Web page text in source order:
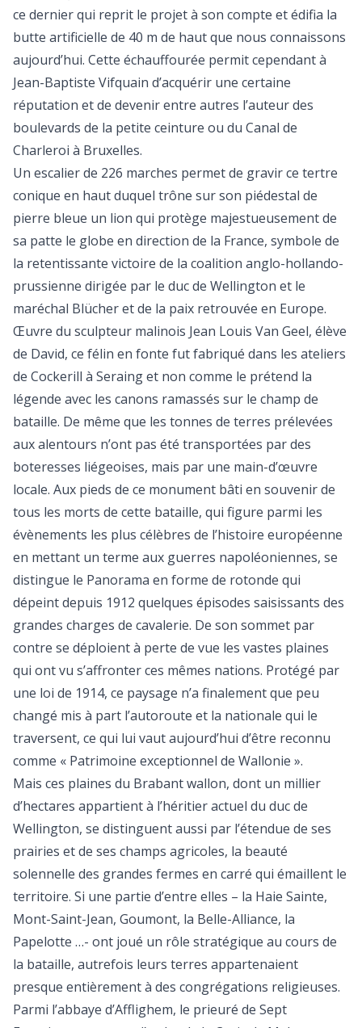
ce dernier qui reprit le projet à son compte et édifia la
butte artificielle de 40 m de haut que nous connaissons
aujourd’hui. Cette échauffourée permit cependant à
Jean-Baptiste Vifquain d’acquérir une certaine
réputation et de devenir entre autres l’auteur des
boulevards de la petite ceinture ou du Canal de
Charleroi à Bruxelles.
Un escalier de 226 marches permet de gravir ce tertre
conique en haut duquel trône sur son piédestal de
pierre bleue un lion qui protège majestueusement de
sa patte le globe en direction de la France, symbole de
la retentissante victoire de la coalition anglo-hollando-
prussienne dirigée par le duc de Wellington et le
maréchal Blücher et de la paix retrouvée en Europe.
Œuvre du sculpteur malinois Jean Louis Van Geel, élève
de David, ce félin en fonte fut fabriqué dans les ateliers
de Cockerill à Seraing et non comme le prétend la
légende avec les canons ramassés sur le champ de
bataille. De même que les tonnes de terres prélevées
aux alentours n’ont pas été transportées par des
boteresses liégeoises, mais par une main-d’œuvre
locale. Aux pieds de ce monument bâti en souvenir de
tous les morts de cette bataille, qui figure parmi les
évènements les plus célèbres de l’histoire européenne
en mettant un terme aux guerres napoléoniennes, se
distingue le Panorama en forme de rotonde qui
dépeint depuis 1912 quelques épisodes saisissants des
grandes charges de cavalerie. De son sommet par
contre se déploient à perte de vue les vastes plaines
qui ont vu s’affronter ces mêmes nations. Protégé par
une loi de 1914, ce paysage n’a finalement que peu
changé mis à part l’autoroute et la nationale qui le
traversent, ce qui lui vaut aujourd’hui d’être reconnu
comme « Patrimoine exceptionnel de Wallonie ».
Mais ces plaines du Brabant wallon, dont un millier
d’hectares appartient à l’héritier actuel du duc de
Wellington, se distinguent aussi par l’étendue de ses
prairies et de ses champs agricoles, la beauté
solennelle des grandes fermes en carré qui émaillent le
territoire. Si une partie d’entre elles – la Haie Sainte,
Mont-Saint-Jean, Goumont, la Belle-Alliance, la
Papelotte …- ont joué un rôle stratégique au cours de
la bataille, autrefois leurs terres appartenaient
presque entièrement à des congrégations religieuses.
Parmi l’abbaye d’Afflighem, le prieuré de Sept